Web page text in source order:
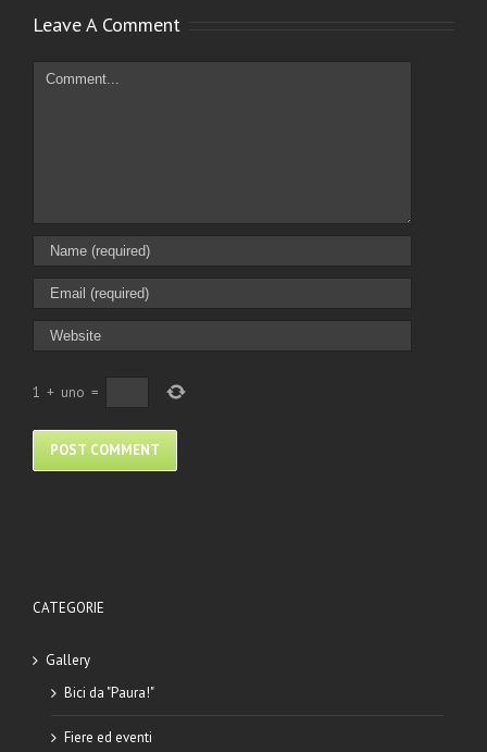
Leave A Comment
Comment
1 + uno =
CATEGORIE
Gallery
Bici da "Paura!"
Fiere ed eventi